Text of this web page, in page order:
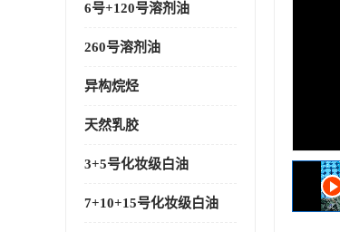
6号+120号溶剂油
260号溶剂油
异构烷烃
天然乳胶
3+5号化妆级白油
7+10+15号化妆级白油